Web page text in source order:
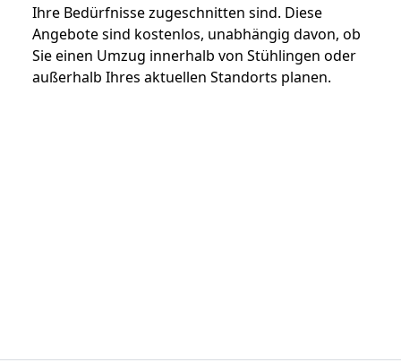
Ihre Bedürfnisse zugeschnitten sind. Diese
Angebote sind kostenlos, unabhängig davon, ob
Sie einen Umzug innerhalb von Stühlingen oder
außerhalb Ihres aktuellen Standorts planen.